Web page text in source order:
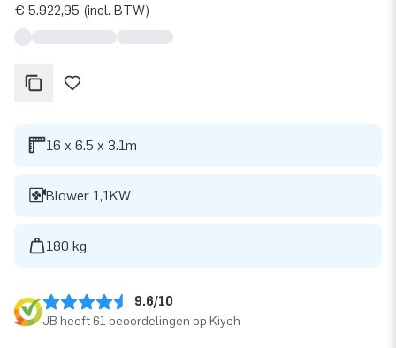
€ 5.922,95 (incl. BTW)
16 x 6.5 x 3.1m
Blower 1,1KW
180 kg
9.6/10
JB heeft 61 beoordelingen op Kiyoh